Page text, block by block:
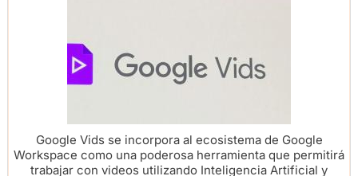
Google Vids se incorpora al ecosistema de Google
Workspace como una poderosa herramienta que permitirá
trabajar con videos utilizando Inteligencia Artificial y